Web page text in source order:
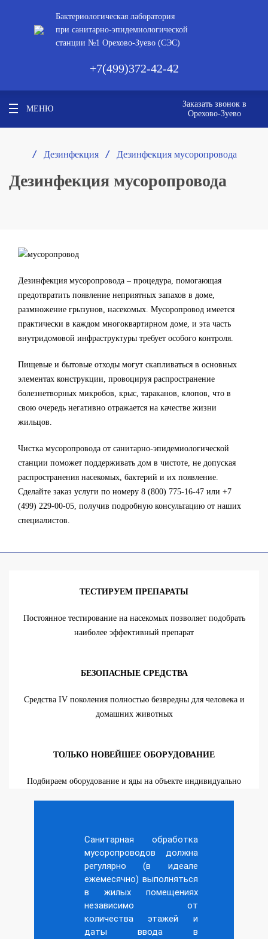
Бактериологическая лаборатория
при санитарно-эпидемиологической
станции №1 Орехово-Зуево (СЭС)
+7(499)372-42-42
МЕНЮ
Заказать звонок в
Орехово-Зуево
/ Дезинфекция / Дезинфекция мусоропровода
Дезинфекция мусоропровода
Дезинфекция мусоропровода – процедура, помогающая
предотвратить появление неприятных запахов в доме,
размножение грызунов, насекомых. Мусоропровод имеется
практически в каждом многоквартирном доме, и эта часть
внутридомовой инфраструктуры требует особого контроля.
Пищевые и бытовые отходы могут скапливаться в основных
элементах конструкции, провоцируя распространение
болезнетворных микробов, крыс, тараканов, клопов, что в
свою очередь негативно отражается на качестве жизни
жильцов.
Чистка мусоропровода от санитарно-эпидемиологической
станции поможет поддерживать дом в чистоте, не допуская
распространения насекомых, бактерий и их появление.
Сделайте заказ услуги по номеру 8 (800) 775-16-47 или +7
(499) 229-00-05, получив подробную консультацию от наших
специалистов.
ТЕСТИРУЕМ ПРЕПАРАТЫ
Постоянное тестирование на насекомых позволяет подобрать
наиболее эффективный препарат
БЕЗОПАСНЫЕ СРЕДСТВА
Средства IV поколения полностью безвредны для человека и
домашних животных
ТОЛЬКО НОВЕЙШЕЕ ОБОРУДОВАНИЕ
Подбираем оборудование и яды на объекте индивидуально
Санитарная обработка
мусоропроводов должна
регулярно (в идеале
ежемесячно) выполняться
в жилых помещениях
независимо от
количества этажей и
даты ввода в